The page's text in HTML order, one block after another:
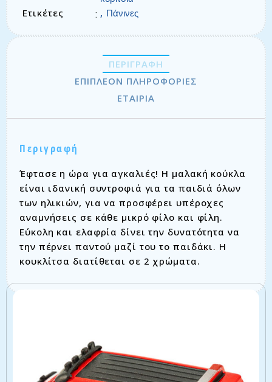
Ετικέτες : , Πάνινες
ΠΕΡΙΓΡΑΦΉ
ΕΠΙΠΛΈΟΝ ΠΛΗΡΟΦΟΡΊΕΣ
ΕΤΑΙΡΊΑ
Περιγραφή
Έφτασε η ώρα για αγκαλιές! Η μαλακή κούκλα
είναι ιδανική συντροφιά για τα παιδιά όλων
των ηλικιών, για να προσφέρει υπέροχες
αναμνήσεις σε κάθε μικρό φίλο και φίλη.
Εύκολη και ελαφρία δίνει την δυνατότητα να
την πέρνει παντού μαζί του το παιδάκι. Η
κουκλίτσα διατίθεται σε 2 χρώματα.